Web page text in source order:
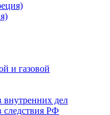
и газовой
внутренних дел
следствия РФ